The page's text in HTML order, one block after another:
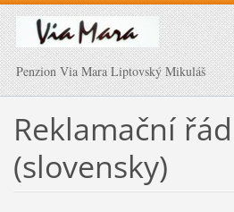
Penzion Via Mara Liptovský Mikuláš
Reklamační řád
(slovensky)